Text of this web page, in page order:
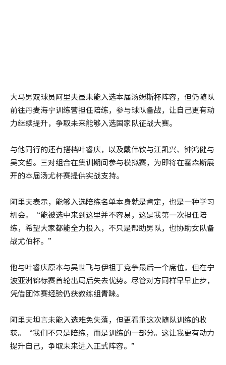
大马男双球员阿里夫虽未能入选本届汤姆斯杯阵容，但仍随队
前往丹麦海宁训练营担任陪练，参与球队备战，让自己更有动
力继续提升，争取未来能够入选国家队征战大赛。
与他同行的还有搭档叶睿庆，以及戴伟钦与江凯兴、钟鸿健与
吴文哲。三对组合在集训期间参与模拟赛，为即将在霍森斯展
开的本届汤尤杯赛提供实战支持。
阿里夫表示，能够入选陪练名单本身就是肯定，也是一种学习
机会。“能被选中来到这里并不容易，这是我第一次担任陪
练，希望大家都能全力投入，不只是帮助男队，也协助女队备
战尤伯杯。”
他与叶睿庆原本与吴世飞与伊祖丁竞争最后一个席位，但在宁
波亚洲锦标赛首轮出局后失去优势。尽管对方同样早早止步，
凭借团体赛经验仍获教练组青睐。
阿里夫坦言未能入选难免失落，但更看重这次随队训练的收
获。“我们不只是陪练，而是训练的一部分。这让我更有动力
提升自己，争取未来进入正式阵容。”